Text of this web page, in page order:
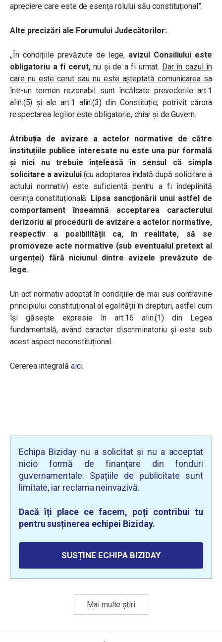
apreciere care este de esența rolului său constituțional”.
Alte precizări ale Forumului Judecătorilor:
,,În condițiile prevăzute de lege, avizul Consiliului este
obligatoriu a fi cerut,nu și de a fi urmat. Dar în cazul în
care nu este cerut sau nu este așteptată comunicarea sa
într-un termen rezonabil sunt încălcate prevederile art.1
alin.(5) și ale art.1 alin.(3) din Constituție, potrivit cărora
respectarea legilor este obligatorie, chiar și de Guvern.
Atribuția de avizare a actelor normative de către
instituțiile publice interesate nu este una pur formală
și nici nu trebuie înțeleasă în sensul că simpla
solicitare a avizului(cu adoptarea îndată după solicitare a
actului normativ) este suficientă pentru a fi îndeplinită
cerința constituțională. Lipsa sancționării unui astfel de
comportament înseamnă acceptarea caracterului
derizoriu al procedurii de avizare a actelor normative,
respectiv a posibilității ca, în realitate, să se
promoveze acte normative (sub eventualul pretext al
urgenței) fără niciunul dintre avizele prevăzute de
lege.
Un act normativ adoptat în condițiile de mai sus contravine
principiului constituțional al egalității în drepturi, astfel cum
își găsește expresie în art.16 alin.(1) din Legea
fundamentală, având caracter discriminatoriu și este sub
acest aspect neconstituțional.
Cererea integrală aici.
Echipa Biziday nu a solicitat și nu a acceptat
nicio formă de finanțare din fonduri
guvernamentale. Spațiile de publicitate sunt
limitate, iar reclama neinvazivă.
Dacă îți place ce facem, poți contribui tu
pentru susținerea echipei Biziday.
SUSȚINE ECHIPA BIZIDAY
Mai multe știri